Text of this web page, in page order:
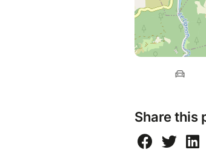
Share this